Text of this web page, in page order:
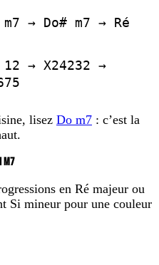
→ Do# m7 → Ré
→ X24232 →
lisez Do m7 : c’est la
M7
en Ré majeur ou
Si mineur pour une couleur